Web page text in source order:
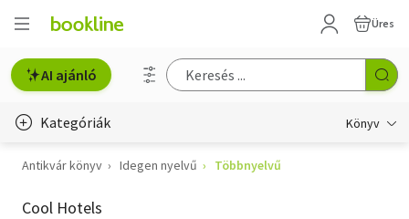
Üres
AI ajánló
Kategóriák Könyv
Életmód, egészség
Erotika
Antikvár könyv Idegen nyelvű Többnyelvű
Cool Hotels